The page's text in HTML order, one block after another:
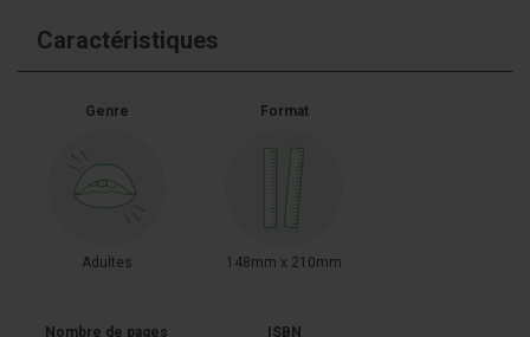
Caractéristiques
Genre
Adultes
Format
148mm x 210mm
Nombre de pages ISBN